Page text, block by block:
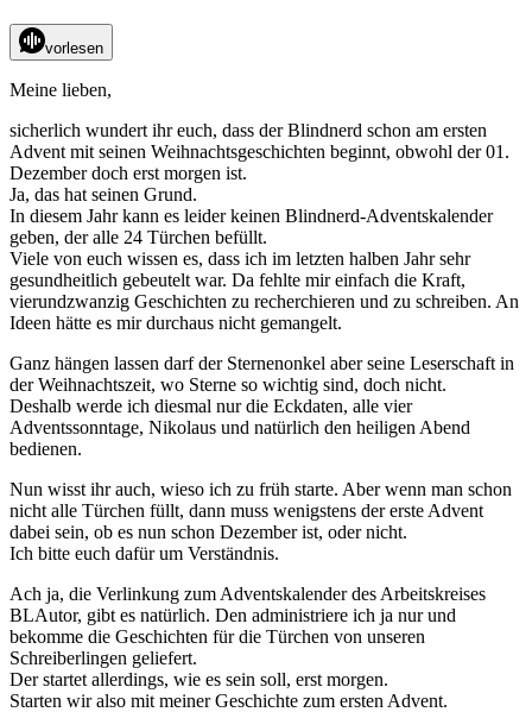
vorlesen
Meine lieben,
sicherlich wundert ihr euch, dass der Blindnerd schon am ersten
Advent mit seinen Weihnachtsgeschichten beginnt, obwohl der 01.
Dezember doch erst morgen ist.
Ja, das hat seinen Grund.
In diesem Jahr kann es leider keinen Blindnerd-Adventskalender
geben, der alle 24 Türchen befüllt.
Viele von euch wissen es, dass ich im letzten halben Jahr sehr
gesundheitlich gebeutelt war. Da fehlte mir einfach die Kraft,
vierundzwanzig Geschichten zu recherchieren und zu schreiben. An
Ideen hätte es mir durchaus nicht gemangelt.
Ganz hängen lassen darf der Sternenonkel aber seine Leserschaft in
der Weihnachtszeit, wo Sterne so wichtig sind, doch nicht.
Deshalb werde ich diesmal nur die Eckdaten, alle vier
Adventssonntage, Nikolaus und natürlich den heiligen Abend
bedienen.
Nun wisst ihr auch, wieso ich zu früh starte. Aber wenn man schon
nicht alle Türchen füllt, dann muss wenigstens der erste Advent
dabei sein, ob es nun schon Dezember ist, oder nicht.
Ich bitte euch dafür um Verständnis.
Ach ja, die Verlinkung zum Adventskalender des Arbeitskreises
BLAutor, gibt es natürlich. Den administriere ich ja nur und
bekomme die Geschichten für die Türchen von unseren
Schreiberlingen geliefert.
Der startet allerdings, wie es sein soll, erst morgen.
Starten wir also mit meiner Geschichte zum ersten Advent.